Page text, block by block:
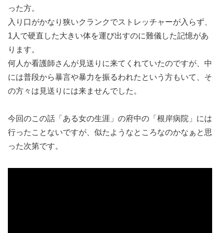
った方。
入り口がかなり狭いクランクでストレッチャーが入らず、
1人で硬直した大きい体を運び出すのに難儀した記憶があ
ります。
何人か看護師さんが見送りに来てくれていたのですが、中
には普段から暴言や暴力を振るわれたという方もいて、そ
の方々は見送りには来ませんでした。
今回のこの話「ある女の生涯」の府中の「根岸病院」には
行ったことないですが、似たようなところなのかなぁと思
った次第です。